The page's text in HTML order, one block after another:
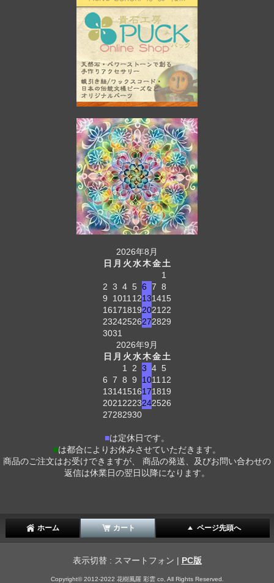
2026年8月
日 月 火水木金土
1
2 3 4 5 6 7 8
9
1011 12131415
161718192021 22
23242526272829
3031
2026年9月
日 月 火水木金土
1
2 3 4 5
6 7 8 9 1011 12
13141516171819
2021 2223242526
27282930
■は定休日です。
■は都合によりお休みさせていただきます。
商品のご注文はお受けできますが、 商品の発送、及びお問い合わせの
返信は休業日の翌日以降になります。
ホーム カート ページ先頭へ
表示切替 : スマートフォン | PC版
Copyright© 2012-2022 花樹風羅 彩雲 co, All Rights Reserved.